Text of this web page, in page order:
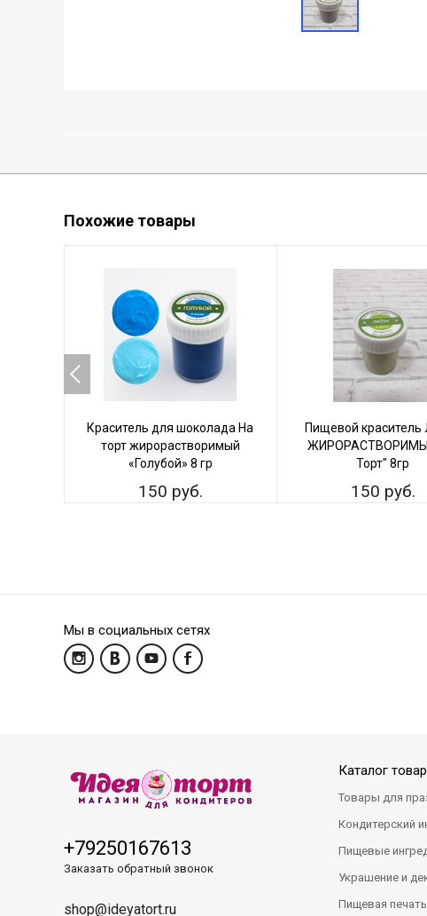
Похожие товары
Краситель для шоколада На
торт жирорастворимый
«Голубой» 8 гр
150 руб.
Пищевой
Торт" 8гр
150 руб.
Мы в социальных сетях
+79250167613
Заказать обратный звонок
shop@ideyatort.ru
Каталог
Товары для
Кондитерский
Пищевые
Украшение и
Пищевая печать